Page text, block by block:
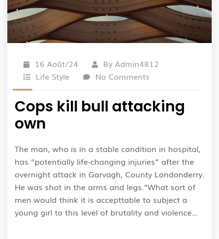
16 Août/24 By Admin4812
Life Style
No Comments
Cops kill bull attacking
own
The man, who is in a stable condition in hospital,
has “potentially life-changing injuries” after the
overnight attack in Garvagh, County Londonderry.
He was shot in the arms and legs.”What sort of
men would think it is accepttable to subject a
young girl to this level of brutality and violence…